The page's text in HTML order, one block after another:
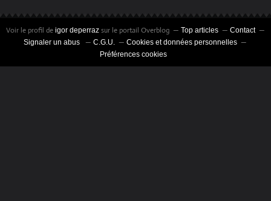
Voir le profil de igor deperraz sur le portail Overblog Top articles
Contact
Signaler un abus
C.G.U.
Cookies et données personnelles
Préférences cookies